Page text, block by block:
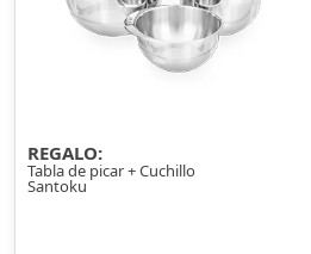
REGALO:
Tabla de picar + Cuchillo
Santoku